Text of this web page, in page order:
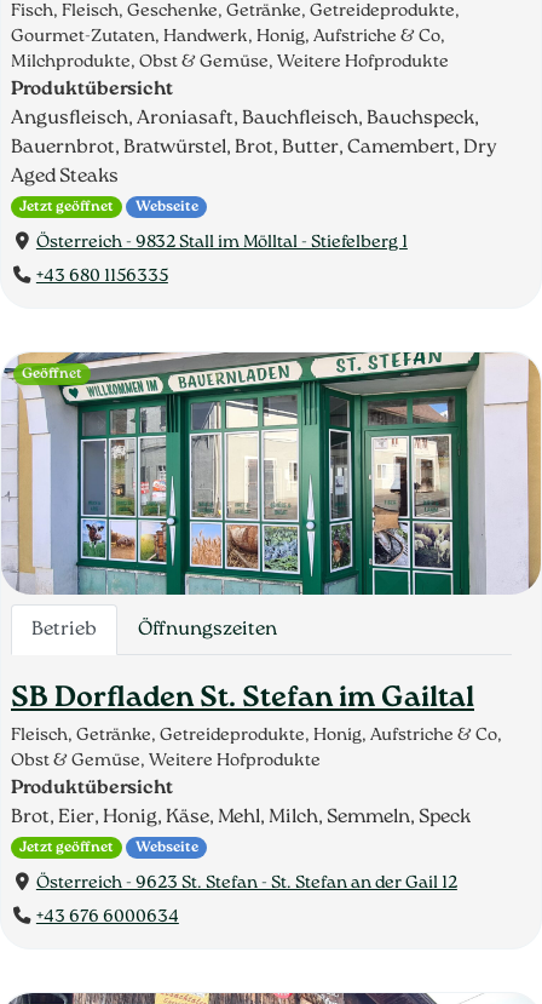
Fisch, Fleisch, Geschenke, Getränke, Getreideprodukte,
Gourmet-Zutaten, Handwerk, Honig, Aufstriche & Co,
Milchprodukte, Obst & Gemüse, Weitere Hofprodukte
Produktübersicht
Angusfleisch, Aroniasaft, Bauchfleisch, Bauchspeck,
Bauernbrot, Bratwürstel, Brot, Butter, Camembert, Dry
Aged Steaks
Jetzt geöffnet Webseite
Österreich - 9832 Stall im Mölltal - Stiefelberg 1
+43 680 1156335
Betrieb Öffnungszeiten
SB Dorfladen St. Stefan im Gailtal
Fleisch, Getränke, Getreideprodukte, Honig, Aufstriche & Co,
Obst & Gemüse, Weitere Hofprodukte
Produktübersicht
Brot, Eier, Honig, Käse, Mehl, Milch, Semmeln, Speck
Jetzt geöffnet Webseite
Österreich - 9623 St. Stefan - St. Stefan an der Gail 12
+43 676 6000634
Geöffnet